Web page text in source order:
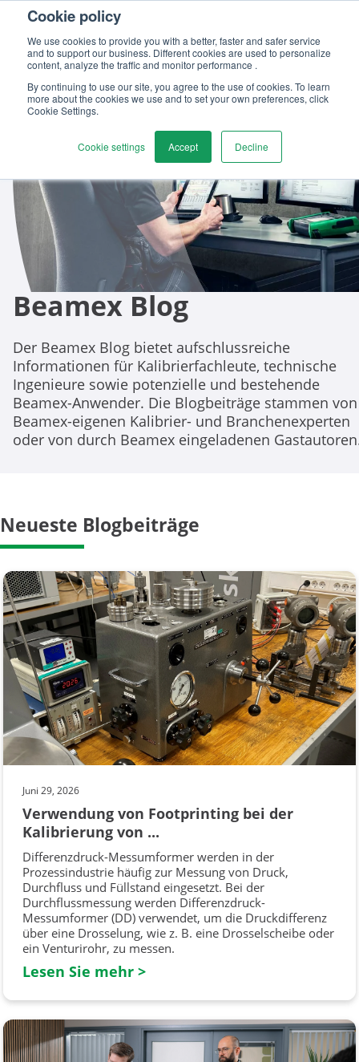
Cookie policy
We use cookies to provide you with a better, faster and safer service
and to support our business. Different cookies are used to personalize
content, analyze the traffic and monitor performance .
By continuing to use our site, you agree to the use of cookies. To learn
more about the cookies we use and to set your own preferences, click
Cookie Settings.
Cookie settings Accept Decline
Beamex Blog
Der Beamex Blog bietet aufschlussreiche
Informationen für Kalibrierfachleute, technische
Ingenieure sowie potenzielle und bestehende
Beamex-Anwender. Die Blogbeiträge stammen von
Beamex-eigenen Kalibrier- und Branchenexperten
oder von durch Beamex eingeladenen
Neueste Blogbeiträge
Juni 29, 2026
Verwendung von Footprinting bei der
Kalibrierung von ...
Differenzdruck-Messumformer werden in der
Prozessindustrie häufig zur Messung von Druck,
Durchfluss und Füllstand eingesetzt. Bei der
Durchflussmessung werden Differenzdruck-
Messumformer (DD) verwendet, um die Druckdifferenz
über eine Drosselung, wie z. B. eine Drosselscheibe oder
ein Venturirohr, zu messen.
Lesen Sie mehr >